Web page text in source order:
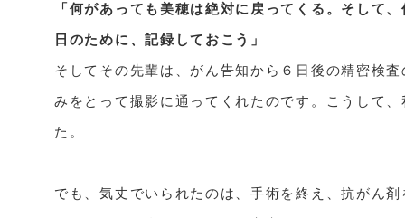
「何があっても美穂は絶対に戻ってくる。そして
日のために、記録しておこう」
そしてその先輩は、がん告知から６日後の精密検
みをとって撮影に通ってくれたのです。こうして
た。
でも、気丈でいられたのは、手術を終え、抗がん